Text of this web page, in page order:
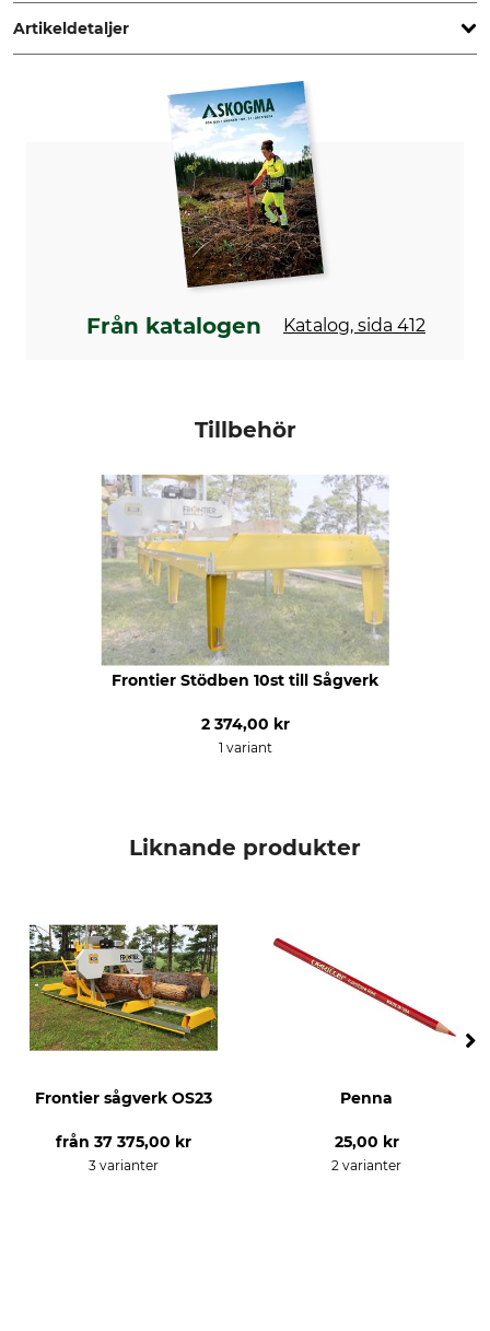
Artikeldetaljer
Produkttyp
Sågverksförlängning
Längd
2,1 meter
Från katalogen Katalog, sida 412
Tillbehör
Frontier Stödben 10st till Sågverk
2 374,00 kr
1 variant
Liknande produkter
Frontier sågverk OS23
från 37 375,00 kr
3 varianter
Penna
25,00 kr
2 varianter